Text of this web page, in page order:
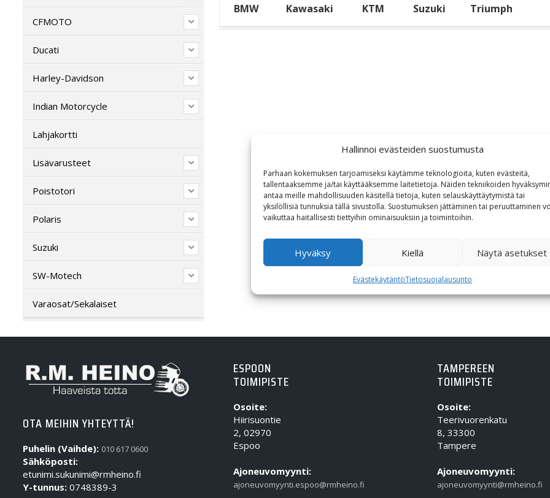
Hallinnoi evästeiden suostumusta
Parhaan kokemuksen tarjoamiseksi käytämme teknologioita, kuten evästeitä,
tallentaaksemme ja/tai käyttääksemme laitetietoja. Näiden tekniikoiden
antaa meille mahdollisuuden käsitellä tietoja, kuten selauskäyttäytymistä tai
yksilöllisiä tunnuksia tällä sivustolla. Suostumuksen jättäminen tai peruuttaminen
vaikuttaa haitallisesti tiettyihin ominaisuuksiin ja toimintoihin.
Hyväksy Kiellä Näytä asetukset
EvästekäytäntöTietosuojalausunto
BMW Kawasaki KTM Suzuki Triumph
CFMOTO
Ducati
Harley-Davidson
Indian Motorcycle
Lahjakortti
Lisävarusteet
Poistotori
Polaris
Suzuki
SW-Motech
Varaosat/Sekalaiset
OTA MEIHIN YHTEYTTÄ!
Puhelin (Vaihde): 010 617 0600
Sähköposti:
etunimi.sukunimi@rmheino.fi
Y-tunnus: 0748389-3
ESPOON
TOIMIPISTE
Osoite:
Hiirisuontie
2, 02970
Espoo
Ajoneuvomyynti:
ajoneuvomyynti.espoo@rmheino.fi
TAMPEREEN
TOIMIPISTE
Osoite:
Teerivuorenkatu
8, 33300
Tampere
Ajoneuvomyynti:
ajoneuvomyynti@rmheino.fi